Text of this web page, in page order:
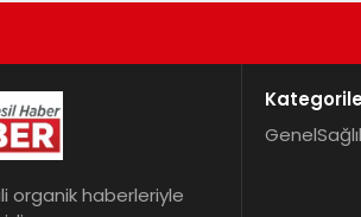
organik haberleriyle
Genel